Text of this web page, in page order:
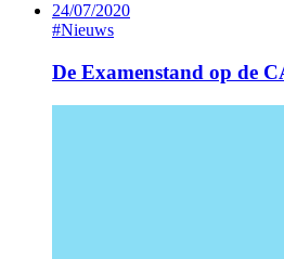
24/07/2020
#Nieuws
De Examenstand op de